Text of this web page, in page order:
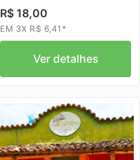
R$ 18,00
EM 3X R$ 6,41*
Ver detalhes